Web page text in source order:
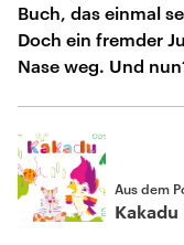
Buch, das einmal
Doch ein fremder
Nase weg. Und
Aus dem
Kakadu